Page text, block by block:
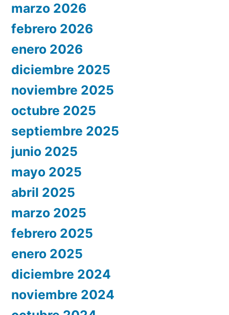
marzo 2026
febrero 2026
enero 2026
diciembre 2025
noviembre 2025
octubre 2025
septiembre 2025
junio 2025
mayo 2025
abril 2025
marzo 2025
febrero 2025
enero 2025
diciembre 2024
noviembre 2024